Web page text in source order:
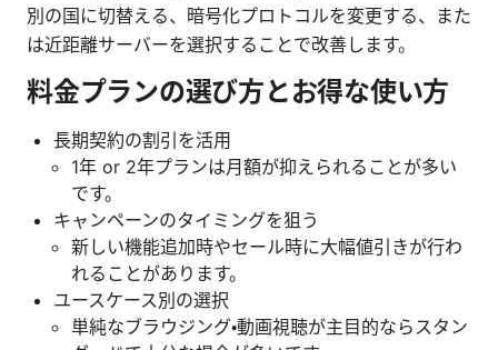
別の国に切替える、暗号化プロトコルを変更する、また
は近距離サーバーを選択することで改善します。
料金プランの選び方とお得な使い方
長期契約の割引を活用
1年 or 2年プランは月額が抑えられることが多い
です。
キャンペーンのタイミングを狙う
新しい機能追加時やセール時に大幅値引きが行わ
れることがあります。
ユースケース別の選択
単純なブラウジング・動画視聴が主目的ならスタン